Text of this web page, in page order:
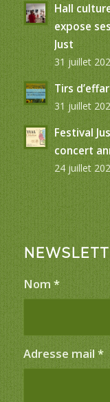
Hall
expose
Just
31 juillet
Tirs
31 juillet
Festival
concert
24 juillet
Nom *
Adresse mail *